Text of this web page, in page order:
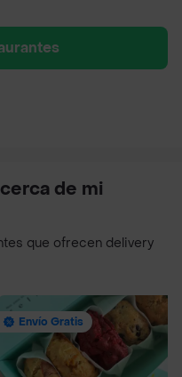
de mi
que ofrecen delivery
Envío Gratis